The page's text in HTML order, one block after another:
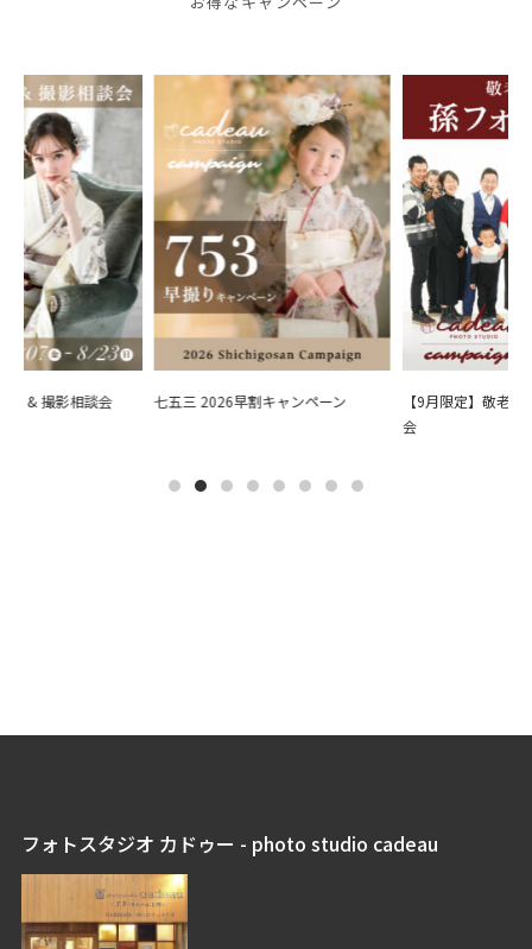
& 撮影相談会 七五三 2026早割キャンペーン
【9月限定】敬老の
会
フォトスタジオ カドゥー - photo studio cadeau